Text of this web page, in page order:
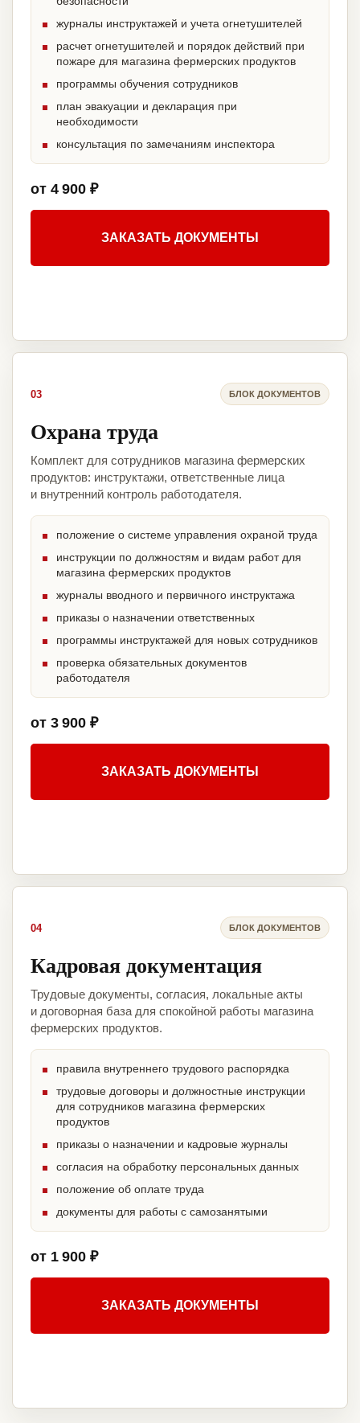
журналы инструктажей и учета огнетушителей
расчет огнетушителей и порядок действий при
пожаре для магазина фермерских продуктов
программы обучения сотрудников
план эвакуации и декларация при
необходимости
консультация по замечаниям инспектора
от 4 900 ₽
ЗАКАЗАТЬ ДОКУМЕНТЫ
03 БЛОК ДОКУМЕНТОВ
Охрана труда
Комплект для сотрудников магазина фермерских
продуктов: инструктажи, ответственные лица
и внутренний контроль работодателя.
положение о системе управления охраной труда
инструкции по должностям и видам работ для
магазина фермерских продуктов
журналы вводного и первичного инструктажа
приказы о назначении ответственных
программы инструктажей для новых сотрудников
проверка обязательных документов
работодателя
от 3 900 ₽
ЗАКАЗАТЬ ДОКУМЕНТЫ
04 БЛОК ДОКУМЕНТОВ
Кадровая документация
Трудовые документы, согласия, локальные акты
и договорная база для спокойной работы магазина
фермерских продуктов.
правила внутреннего трудового распорядка
трудовые договоры и должностные инструкции
для сотрудников магазина фермерских
продуктов
приказы о назначении и кадровые журналы
согласия на обработку персональных данных
положение об оплате труда
документы для работы с самозанятыми
от 1 900 ₽
ЗАКАЗАТЬ ДОКУМЕНТЫ